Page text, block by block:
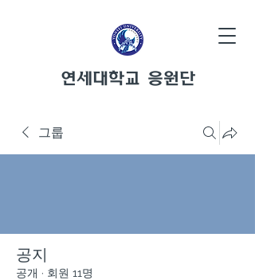
연세대학교 응원단
그룹
공지
공개 · 회원 11명